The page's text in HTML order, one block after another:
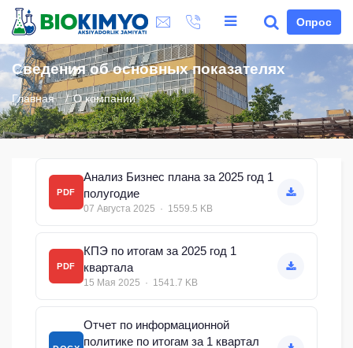
Опрос
Сведения об основных показателях
Главная О компании
PDF
Анализ Бизнес плана за 2025 год 1
полугодие
07 Августа 2025 · 1559.5 KB
PDF
КПЭ по итогам за 2025 год 1
квартала
15 Мая 2025 · 1541.7 KB
Отчет по информационной
политике по итогам за 1 квартал